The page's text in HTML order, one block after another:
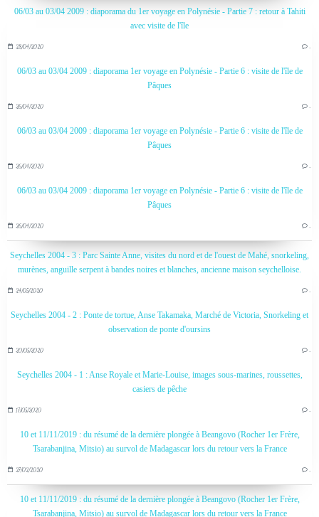
06/03 au 03/04 2009 : diaporama du 1er voyage en Polynésie - Partie 7 : retour à Tahiti
avec visite de l'île
28/04/2020 …
06/03 au 03/04 2009 : diaporama 1er voyage en Polynésie - Partie 6 : visite de l'île de
Pâques
26/04/2020 …
06/03 au 03/04 2009 : diaporama 1er voyage en Polynésie - Partie 6 : visite de l'île de
Pâques
26/04/2020 …
06/03 au 03/04 2009 : diaporama 1er voyage en Polynésie - Partie 6 : visite de l'île de
Pâques
26/04/2020 …
Seychelles 2004 - 3 : Parc Sainte Anne, visites du nord et de l'ouest de Mahé, snorkeling,
murènes, anguille serpent à bandes noires et blanches, ancienne maison seychelloise.
24/05/2020 …
Seychelles 2004 - 2 : Ponte de tortue, Anse Takamaka, Marché de Victoria, Snorkeling et
observation de ponte d'oursins
20/05/2020 …
Seychelles 2004 - 1 : Anse Royale et Marie-Louise, images sous-marines, roussettes,
casiers de pêche
17/05/2020 …
10 et 11/11/2019 : du résumé de la dernière plongée à Beangovo (Rocher 1er Frère,
Tsarabanjina, Mitsio) au survol de Madagascar lors du retour vers la France
27/02/2020 …
10 et 11/11/2019 : du résumé de la dernière plongée à Beangovo (Rocher 1er Frère,
Tsarabanjina, Mitsio) au survol de Madagascar lors du retour vers la France